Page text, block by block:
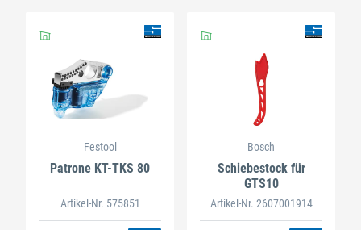
Festool
Patrone KT-TKS 80
Artikel-Nr. 575851
Bosch
Schiebestock für
GTS10
Artikel-Nr. 2607001914